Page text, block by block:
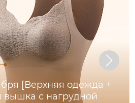
[Верхняя одежда +
вышка с нагрудной